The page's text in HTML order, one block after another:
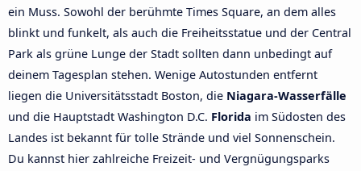
ein Muss. Sowohl der berühmte Times Square, an dem alles
blinkt und funkelt, als auch die Freiheitsstatue und der Central
Park als grüne Lunge der Stadt sollten dann unbedingt auf
deinem Tagesplan stehen. Wenige Autostunden entfernt
liegen die Universitätsstadt Boston, die Niagara-Wasserfälle
und die Hauptstadt Washington D.C. Florida im Südosten des
Landes ist bekannt für tolle Strände und viel Sonnenschein.
Du kannst hier zahlreiche Freizeit- und Vergnügungsparks